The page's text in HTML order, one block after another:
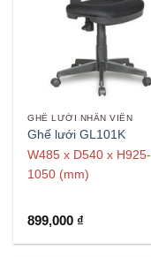
GHẾ LƯỚI NHÂN VIÊN
Ghế lưới GL101K
W485 x D540 x H925-
1050 (mm)
899,000 ₫